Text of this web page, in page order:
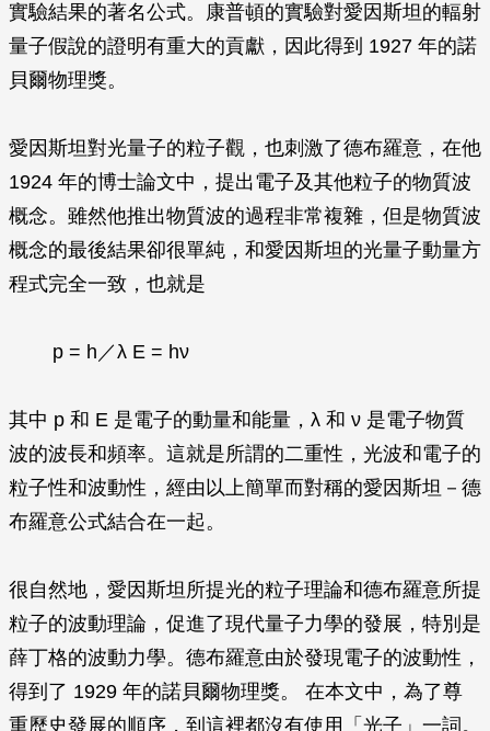
實驗結果的著名公式。康普頓的實驗對愛因斯坦的輻射
量子假說的證明有重大的貢獻，因此得到 1927 年的諾
貝爾物理獎。
愛因斯坦對光量子的粒子觀，也刺激了德布羅意，在他
1924 年的博士論文中，提出電子及其他粒子的物質波
概念。雖然他推出物質波的過程非常複雜，但是物質波
概念的最後結果卻很單純，和愛因斯坦的光量子動量方
程式完全一致，也就是
p = h ／λ E = hν
其中 p 和 E 是電子的動量和能量， λ 和 ν 是電子物質
波的波長和頻率。這就是所謂的二重性，光波和電子的
粒子性和波動性，經由以上簡單而對稱的愛因斯坦－德
布羅意公式結合在一起。
很自然地，愛因斯坦所提光的粒子理論和德布羅意所提
粒子的波動理論，促進了現代量子力學的發展，特別是
薛丁格的波動力學。德布羅意由於發現電子的波動性，
得到了 1929 年的諾貝爾物理獎。 在本文中，為了尊
重歷史發展的順序，到這裡都沒有使用「光子」一詞。